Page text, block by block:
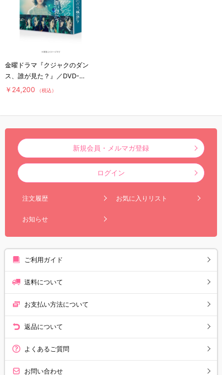
金曜ドラマ『クジャクのダン
ス、誰が見た？』／DVD-
BOX（送料無料・6枚組）
￥24,200 （税込）
新規会員・メルマガ登録
ログイン
注文履歴 お気に入りリスト
お知らせ
ご利用ガイド
送料について
お支払い方法について
返品について
よくあるご質問
お問い合わせ